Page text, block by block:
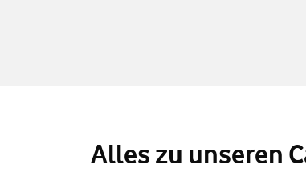
Alles zu unseren